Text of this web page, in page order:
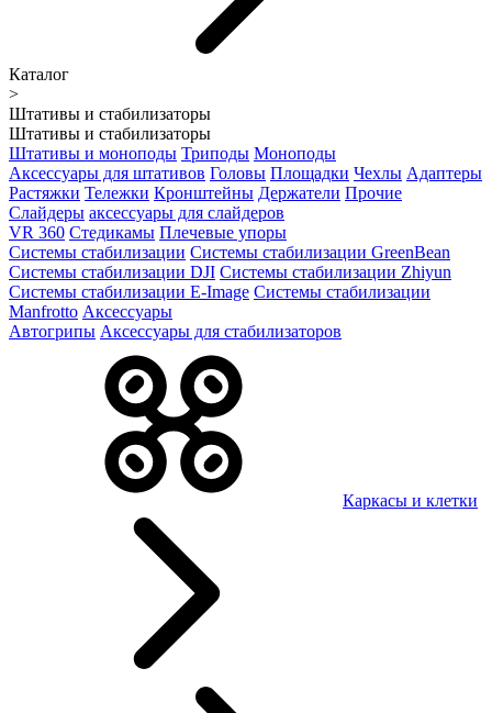
Каталог
>
Штативы и стабилизаторы
Штативы и стабилизаторы
Штативы и моноподы Триподы Моноподы
Аксессуары для штативов Головы Площадки Чехлы Адаптеры
Растяжки Тележки Кронштейны Держатели Прочие
Слайдеры аксессуары для слайдеров
VR 360 Стедикамы Плечевые упоры
Системы стабилизации Системы стабилизации GreenBean
Системы стабилизации DJI Системы стабилизации Zhiyun
Системы стабилизации E-Image Системы стабилизации
Manfrotto Аксессуары
Автогрипы Аксессуары для стабилизаторов
Каркасы и клетки